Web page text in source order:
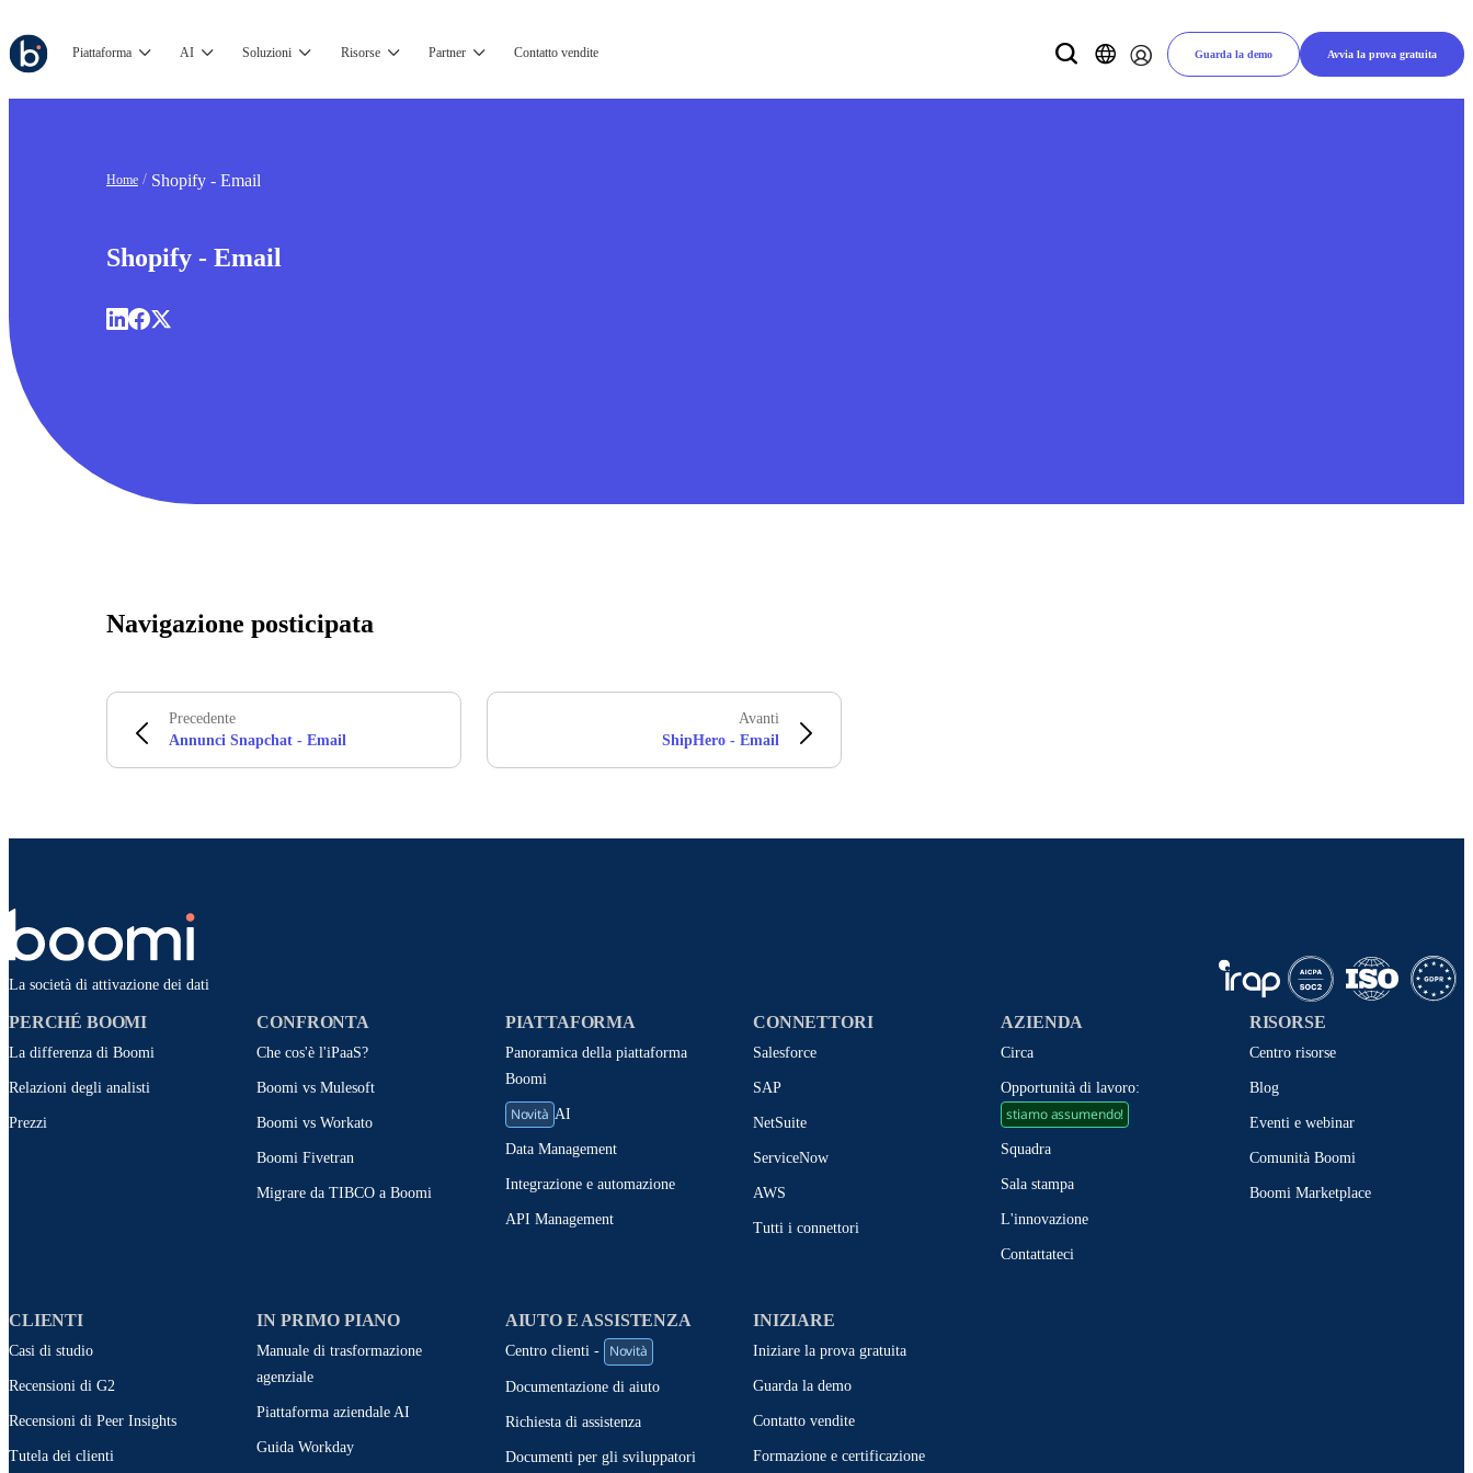
Piattaforma AI Soluzioni Risorse Partner Contatto vendite Guarda la demo Avvia la prova gratuita
Home Shopify - Email
Shopify - Email
Navigazione posticipata
Precedente
Annunci Snapchat - Email
Avanti
ShipHero - Email
La società di attivazione dei dati
PERCHÉ BOOMI
La differenza di Boomi
Relazioni degli analisti
Prezzi
CONFRONTA
Che cos'è l'iPaaS?
Boomi vs Mulesoft
Boomi vs Workato
Boomi Fivetran
Migrare da TIBCO a Boomi
PIATTAFORMA
Panoramica della piattaforma
Boomi
Novità AI
Data Management
Integrazione e automazione
API Management
CONNETTORI
Salesforce
SAP
NetSuite
ServiceNow
AWS
Tutti i connettori
AZIENDA
Circa
Opportunità di lavoro:
stiamo assumendo!
Squadra
Sala stampa
L'innovazione
Contattateci
RISORSE
Centro risorse
Blog
Eventi e webinar
Comunità Boomi
Boomi Marketplace
CLIENTI
Casi di studio
Recensioni di G2
Recensioni di Peer Insights
Tutela dei clienti
IN PRIMO PIANO
Manuale di trasformazione
agenziale
Piattaforma aziendale AI
Guida Workday
AIUTO E ASSISTENZA
Centro clienti - Novità
Documentazione di aiuto
Richiesta di assistenza
Documenti per gli sviluppatori
INIZIARE
Iniziare la prova gratuita
Guarda la demo
Contatto vendite
Formazione e certificazione